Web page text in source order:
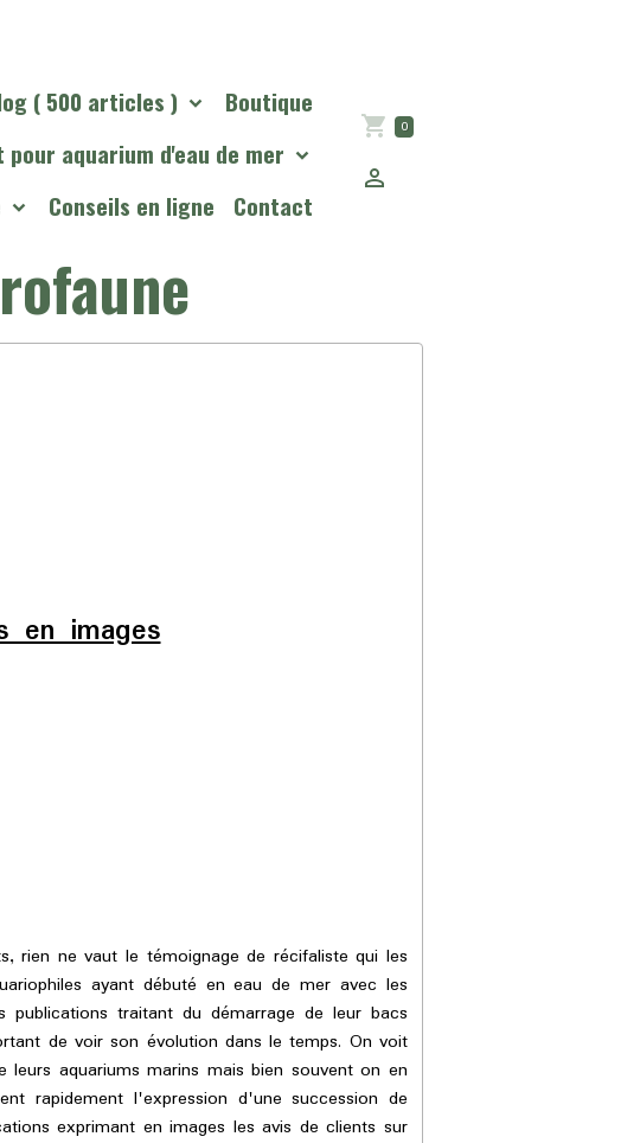
( 500 articles )
Boutique
aquarium d'eau de mer
Conseils en ligne Contact
0
en images
ne vaut le témoignage de récifaliste qui les
ayant débuté en eau de mer avec les
traitant du démarrage de leur bacs
de voir son évolution dans le temps. On voit
aquariums marins mais bien souvent on en
rapidement l'expression d'une succession de
exprimant en images les avis de clients sur